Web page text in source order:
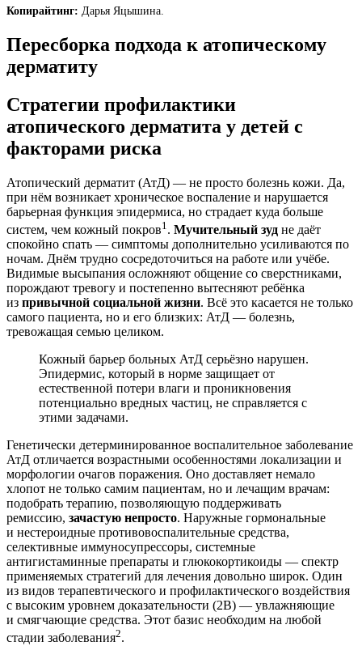
Копирайтинг: Дарья Яцышина.
Пересборка подхода к атопическому
дерматиту
Стратегии профилактики
атопического дерматита у детей с
факторами риска
Атопический дерматит (АтД) — не просто болезнь кожи. Да,
при нём возникает хроническое воспаление и нарушается
барьерная функция эпидермиса, но страдает куда больше
систем, чем кожный покров1. Мучительный зуд не даёт
спокойно спать — симптомы дополнительно усиливаются по
ночам. Днём трудно сосредоточиться на работе или учёбе.
Видимые высыпания осложняют общение со сверстниками,
порождают тревогу и постепенно вытесняют ребёнка
из привычной социальной жизни. Всё это касается не только
самого пациента, но и его близких: АтД — болезнь,
тревожащая семью целиком.
Кожный барьер больных АтД серьёзно нарушен.
Эпидермис, который в норме защищает от
естественной потери влаги и проникновения
потенциально вредных частиц, не справляется с
этими задачами.
Генетически детерминированное воспалительное заболевание
АтД отличается возрастными особенностями локализации и
морфологии очагов поражения. Оно доставляет немало
хлопот не только самим пациентам, но и лечащим врачам:
подобрать терапию, позволяющую поддерживать
ремиссию, зачастую непросто. Наружные гормональные
и нестероидные противовоспалительные средства,
селективные иммуносупрессоры, системные
антигистаминные препараты и глюкокортикоиды — спектр
применяе­мых стратегий для лечения довольно широк. Один
из видов терапевтического и профилактического воздействия
с высоким уровнем доказательности (2В) — увлажняющие
и смягчающие средства. Этот базис необходим на любой
стадии заболевания2.